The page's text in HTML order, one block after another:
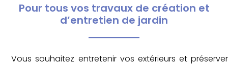
Pour tous vos travaux de création et
d’entretien de jardin
Vous souhaitez entretenir vos extérieurs et préserver